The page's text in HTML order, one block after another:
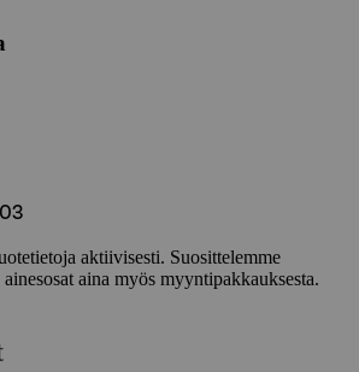
aktiivisesti. Suosittelemme
aina myös myyntipakkauksesta.